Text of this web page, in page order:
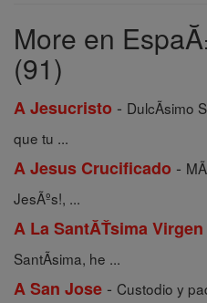
More en
(91)
A Jesucristo - DulcÃ­simo
que tu ...
A Jesus Crucificado -
JesÃºs!, ...
A La SantĂŤsima Virgen
SantÃ­sima, he ...
A San Jose - Custodio y